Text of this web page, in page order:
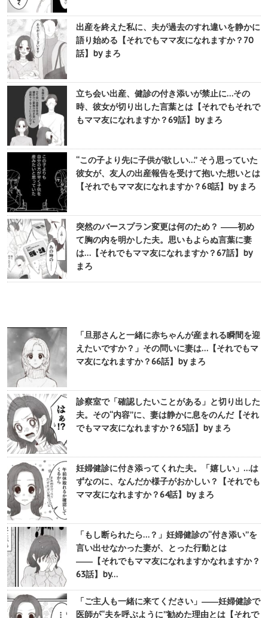
出産を終えた私に、夫が過去のすれ違いを静かに
語り始める【それでもママ友になれますか？70
話】by まろ
立ち会い出産、健診の付き添いが禁止に…その
時、彼女が切り出した言葉とは【それでもそれで
もママ友になれますか？69話】by まろ
“この子より先に子供が欲しい…” そう思っていた
彼女が、友人の出産報告を受けて抱いた想いとは
【それでもママ友になれますか？68話】by まろ
突然のバースプラン変更は何のため？ ――初め
て胸の内を明かした夫。思いもよらぬ言葉に妻
は…【それでもママ友になれますか？67話】by
まろ
「旦那さんと一緒に赤ちゃんが産まれる瞬間を迎
えたいですか？」その問いに妻は…【それでもマ
マ友になれますか？66話】by まろ
診察室で「確認したいことがある」と切り出した
夫。その“内容”に、妻は静かに息をのんだ【それ
でもママ友になれますか？65話】by まろ
妊婦健診に付き添ってくれた夫。「嬉しい」…は
ずなのに、なんだか様子がおかしい？【それでも
ママ友になれますか？64話】by まろ
「もし断られたら…？」妊婦健診の“付き添い”を
言い出せなかった妻が、とった行動とは
――【それでもママ友になれますかなれますか？
63話】by…
「ご主人も一緒に来てください」――妊婦健診で
医師が“夫を呼ぶように”勧めた理由とは【それで